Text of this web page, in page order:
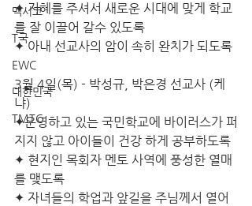
멕시코
T국
EWC
대한민국
TMTC
✦ 지혜를 주셔서 새로운 시대에 맞게 학교
를 잘 이끌어 갈수 있도록
✦ 아내 선교사의 암이 속히 완치가 되도록
3월 4일(목) - 박성규, 박은경 선교사 (케
냐)
✦운영하고 있는 국민학교에 바이러스가 퍼
지지 않고 아이들이 건강 하게 공부하도록
✦ 현지인 목회자 멘토 사역에 풍성한 열매
를 맺도록
✦ 자녀들의 학업과 앞길을 주님께서 열어